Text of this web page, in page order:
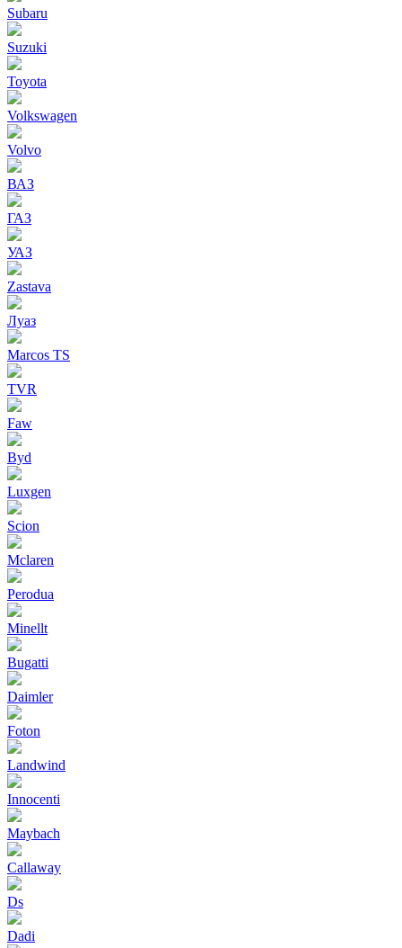
Subaru
Suzuki
Toyota
Volkswagen
Volvo
ВАЗ
ГАЗ
УАЗ
Zastava
Луаз
Marcos TS
TVR
Faw
Byd
Luxgen
Scion
Mclaren
Perodua
Minellt
Bugatti
Daimler
Foton
Landwind
Innocenti
Maybach
Callaway
Ds
Dadi